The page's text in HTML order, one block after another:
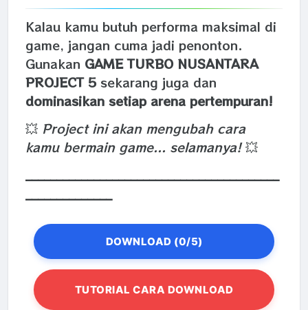
Kalau kamu butuh performa maksimal di
game, jangan cuma jadi penonton.
Gunakan GAME TURBO NUSANTARA
PROJECT 5sekarang juga dan
dominasikan setiap arena pertempuran!
💥 Project ini akan mengubah cara
kamu bermain game... selamanya!💥
DOWNLOAD (0/5)
TUTORIAL CARA DOWNLOAD